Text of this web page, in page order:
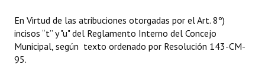
Resoluciones
Resoluciones de Presidencia
En Virtud de las atribuciones otorgadas por el Art. 8º)
incisos “t” y "u" del Reglamento Interno del Concejo
Municipal, según texto ordenado por Resolución 143-CM-
95.